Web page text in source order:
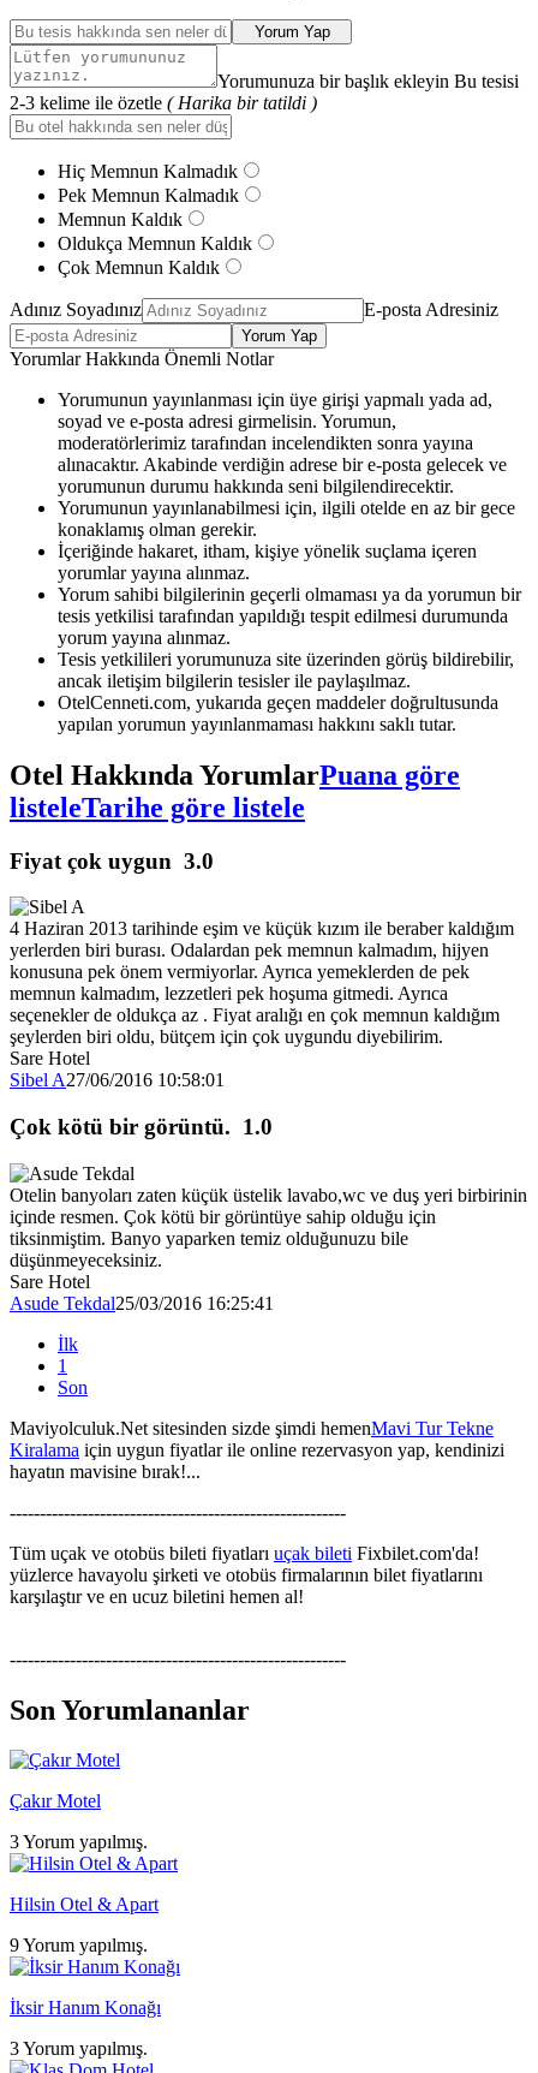
Yorum Yap
Yorumunuza bir başlık ekleyin Bu tesisi
2-3 kelime ile özetle ( Harika bir tatildi )
Hiç Memnun Kalmadık
Pek Memnun Kalmadık
Memnun Kaldık
Oldukça Memnun Kaldık
Çok Memnun Kaldık
Adınız Soyadınız E-posta Adresiniz
Yorum Yap
Yorumlar Hakkında Önemli Notlar
Yorumunun yayınlanması için üye girişi yapmalı yada ad,
soyad ve e-posta adresi girmelisin. Yorumun,
moderatörlerimiz tarafından incelendikten sonra yayına
alınacaktır. Akabinde verdiğin adrese bir e-posta gelecek ve
yorumunun durumu hakkında seni bilgilendirecektir.
Yorumunun yayınlanabilmesi için, ilgili otelde en az bir gece
konaklamış olman gerekir.
İçeriğinde hakaret, itham, kişiye yönelik suçlama içeren
yorumlar yayına alınmaz.
Yorum sahibi bilgilerinin geçerli olmaması ya da yorumun bir
tesis yetkilisi tarafından yapıldığı tespit edilmesi durumunda
yorum yayına alınmaz.
Tesis yetkilileri yorumunuza site üzerinden görüş bildirebilir,
ancak iletişim bilgilerin tesisler ile paylaşılmaz.
OtelCenneti.com, yukarıda geçen maddeler doğrultusunda
yapılan yorumun yayınlanmaması hakkını saklı tutar.
Otel Hakkında YorumlarPuana göre
listeleTarihe göre listele
Fiyat çok uygun 3.0
4 Haziran 2013 tarihinde eşim ve küçük kızım ile beraber kaldığım
yerlerden biri burası. Odalardan pek memnun kalmadım, hijyen
konusuna pek önem vermiyorlar. Ayrıca yemeklerden de pek
memnun kalmadım, lezzetleri pek hoşuma gitmedi. Ayrıca
seçenekler de oldukça az . Fiyat aralığı en çok memnun kaldığım
şeylerden biri oldu, bütçem için çok uygundu diyebilirim.
Sare Hotel
Sibel A27/06/2016 10:58:01
Çok kötü bir görüntü. 1.0
Otelin banyoları zaten küçük üstelik lavabo,wc ve duş yeri birbirinin
içinde resmen. Çok kötü bir görüntüye sahip olduğu için
tiksinmiştim. Banyo yaparken temiz olduğunuzu bile
düşünmeyeceksiniz.
Sare Hotel
Asude Tekdal25/03/2016 16:25:41
İlk
1
Son
Maviyolculuk.Net sitesinden sizde şimdi hemenMavi Tur Tekne
Kiralama için uygun fiyatlar ile online rezervasyon yap, kendinizi
hayatın mavisine bırak!...
--------------------------------------------------------
Tüm uçak ve otobüs bileti fiyatları uçak bileti Fixbilet.com'da!
yüzlerce havayolu şirketi ve otobüs firmalarının bilet fiyatlarını
karşılaştır ve en ucuz biletini hemen al!
--------------------------------------------------------
Son Yorumlananlar
Çakır Motel
3 Yorum yapılmış.
Hilsin Otel & Apart
9 Yorum yapılmış.
İksir Hanım Konağı
3 Yorum yapılmış.